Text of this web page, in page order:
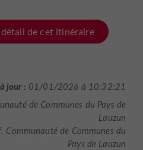
détail de cet itinéraire
jour : 01/01/2026 à 10:32:21
de Communes du Pays de
Lauzun
Communauté de Communes du
Pays de Lauzun